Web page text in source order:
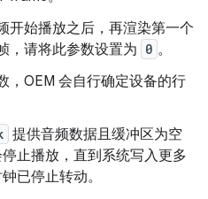
开始播放之后，再渲染第一个
，请将此参数设置为 0 。
，OEM 会自行确定设备的行
提供音频数据且缓冲区为空
停止播放，直到系统写入更多
已停止转动。